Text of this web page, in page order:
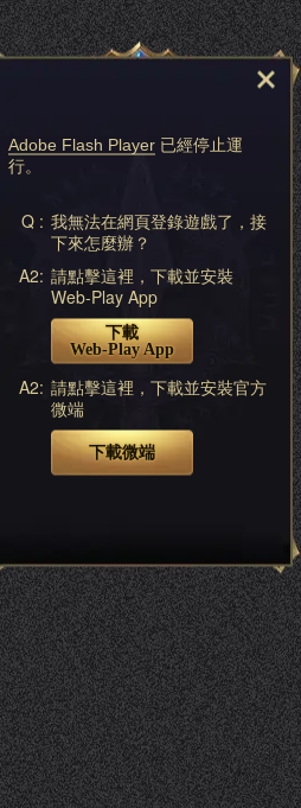
特性，戰寵屬
Adobe Flash Player 已經停止運
行。
Q : 我無法在網頁登錄遊戲了，接
下來怎麼辦？
A2: 請點擊這裡，下載並安裝
Web-Play App
下載
Web-Play App
A2: 請點擊這裡，下載並安裝官方
微端
下載微端